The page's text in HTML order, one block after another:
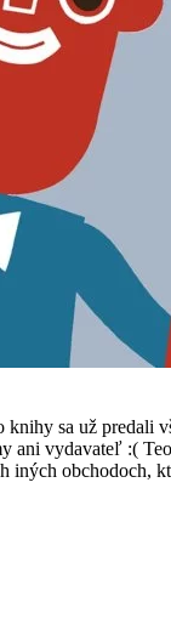
knihy sa už predali
ani vydavateľ :(
iných obchodoch,